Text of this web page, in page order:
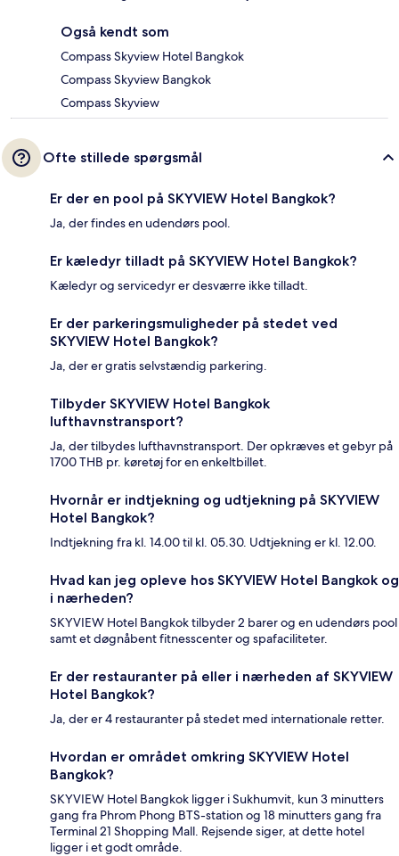
Også kendt som
Compass Skyview Hotel Bangkok
Compass Skyview Bangkok
Compass Skyview
Ofte stillede spørgsmål
Er der en pool på SKYVIEW Hotel Bangkok?
Ja, der findes en udendørs pool.
Er kæledyr tilladt på SKYVIEW Hotel Bangkok?
Kæledyr og servicedyr er desværre ikke tilladt.
Er der parkeringsmuligheder på stedet ved
SKYVIEW Hotel Bangkok?
Ja, der er gratis selvstændig parkering.
Tilbyder SKYVIEW Hotel Bangkok
lufthavnstransport?
Ja, der tilbydes lufthavnstransport. Der opkræves et gebyr på
1700 THB pr. køretøj for en enkeltbillet.
Hvornår er indtjekning og udtjekning på SKYVIEW
Hotel Bangkok?
Indtjekning fra kl. 14.00 til kl. 05.30. Udtjekning er kl. 12.00.
Hvad kan jeg opleve hos SKYVIEW Hotel Bangkok og
i nærheden?
SKYVIEW Hotel Bangkok tilbyder 2 barer og en udendørs pool
samt et døgnåbent fitnesscenter og spafaciliteter.
Er der restauranter på eller i nærheden af SKYVIEW
Hotel Bangkok?
Ja, der er 4 restauranter på stedet med internationale retter.
Hvordan er området omkring SKYVIEW Hotel
Bangkok?
SKYVIEW Hotel Bangkok ligger i Sukhumvit, kun 3 minutters
gang fra Phrom Phong BTS-station og 18 minutters gang fra
Terminal 21 Shopping Mall. Rejsende siger, at dette hotel
ligger i et godt område.